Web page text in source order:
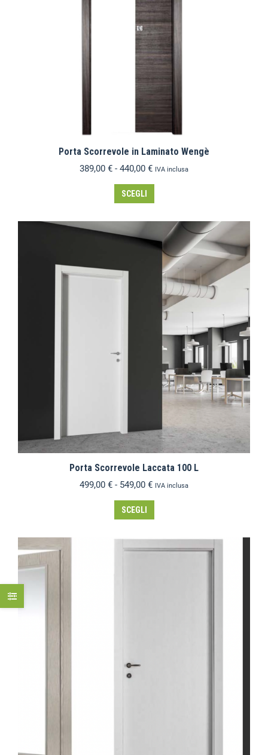
Porta Scorrevole in Laminato Wengè
389,00 € - 440,00 € IVA inclusa
SCEGLI
Porta Scorrevole Laccata 100 L
499,00 € - 549,00 € IVA inclusa
SCEGLI